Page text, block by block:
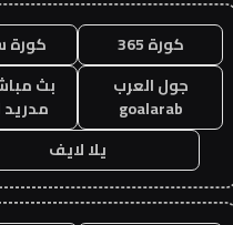
كورة 365
كورة
جول العرب
goalarab
بث
مدريد
يلا لايف